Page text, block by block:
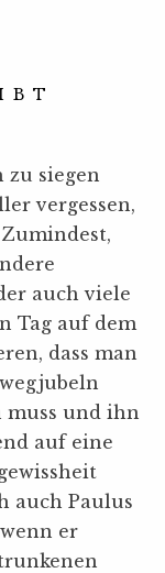
vergessen,
auch viele
Tag auf dem
dass man
muss und ihn
auf eine
auch Paulus
er